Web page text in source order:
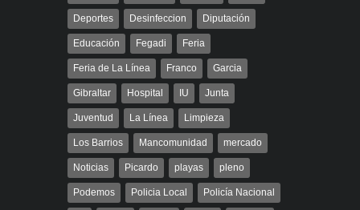
Deportes Desinfeccion Diputación
Educación Fegadi Feria
Feria de La Línea Franco Garcia
Gibraltar Hospital IU Junta
Juventud La Línea Limpieza
Los Barrios Mancomunidad mercado
Noticias Picardo playas pleno
Podemos Policia Local Policía Nacional